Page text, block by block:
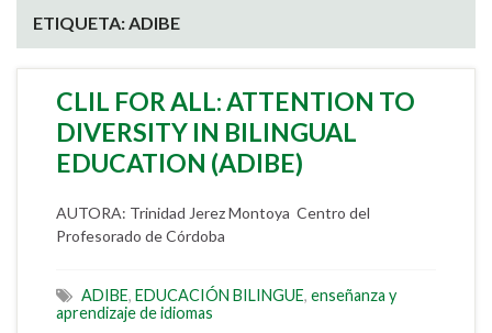
ETIQUETA: ADIBE
CLIL FOR ALL: ATTENTION TO
DIVERSITY IN BILINGUAL
EDUCATION (ADIBE)
AUTORA: Trinidad Jerez Montoya Centro del
Profesorado de Córdoba
ADIBE, EDUCACIÓN BILINGUE, enseñanza y
aprendizaje de idiomas